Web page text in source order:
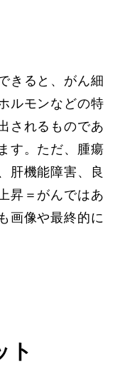
きると、がん細
ルモンなどの特
されるものであ
す。ただ、腫瘍
肝機能障害、良
昇＝がんではあ
画像や最終的に
ト